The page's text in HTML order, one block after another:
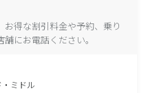
得な割引料金や予約、乗り
にお電話ください。
ミドル